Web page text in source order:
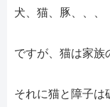
犬、猫、豚、、、
ですが、猫は家族
それに猫と障子は